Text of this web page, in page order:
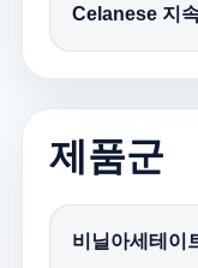
Celanese 지
제품군
비닐아세테이